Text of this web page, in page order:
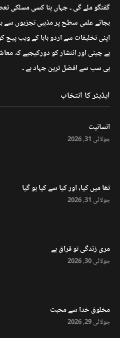
گفتگو ملے گی ۔ جہاں بِنا کسی مسلکی
بجائے علمی سطح پر مذہبی تجزیوں سے
اپنی تخلیقات سے اردو بابا کے ویب
بے چینی اور انتشار کو دورکیجیے کہ
ہی سب سے افضل ترین جہاد ہے ۔
ایڈیٹر کا انتخاب
انسانیت
جولائی 31, 2026
تھا میں کیا، اور کیا سے کیا ہو گیا
جولائی 31, 2026
مری زندگی تو فراق ہے
جولائی 30, 2026
مخلوق خدا سے محبت
جولائی 29, 2026